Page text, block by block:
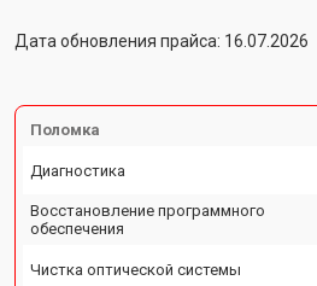
Дата обновления прайса: 16.07.2026
Поломка
Диагностика
Восстановление программного
обеспечения
Чистка оптической системы